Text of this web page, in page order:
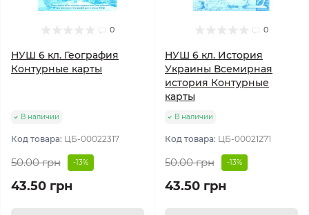
0
НУШ 6 кл. География
Контурные карты
В наличии
Код товара: ЦБ-00022317
50.00 грн -13%
43.50 грн
0
НУШ 6 кл. История
Украины Всемирная
история Контурные
карты
В наличии
Код товара: ЦБ-00021271
50.00 грн -13%
43.50 грн